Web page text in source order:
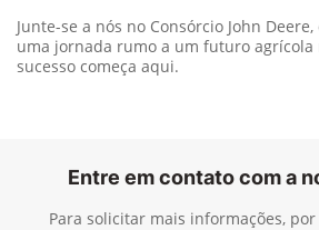
Junte-se a nós no Consórcio John
uma jornada rumo a um futuro agrícola
sucesso começa aqui.
Entre em contato com a
Para solicitar mais informações,